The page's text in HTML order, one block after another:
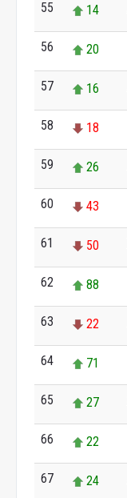
55 14
56 20
57 16
58 18
59 26
60 43
61 50
62 88
63 22
64 71
65 27
66 22
67 24